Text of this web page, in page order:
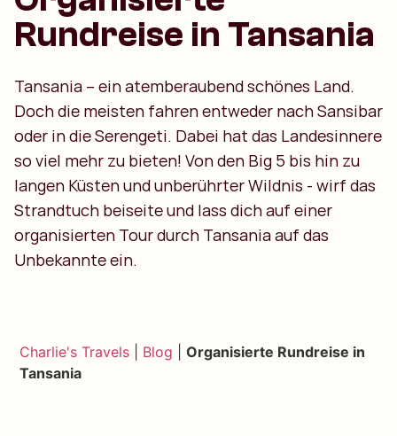
Rundreise in Tansania
Tansania – ein atemberaubend schönes Land.
Doch die meisten fahren entweder nach Sansibar
oder in die Serengeti. Dabei hat das Landesinnere
so viel mehr zu bieten! Von den Big 5 bis hin zu
langen Küsten und unberührter Wildnis - wirf das
Strandtuch beiseite und lass dich auf einer
organisierten Tour durch Tansania auf das
Unbekannte ein.
Charlie's Travels Blog |Organisierte Rundreise in
Tansania